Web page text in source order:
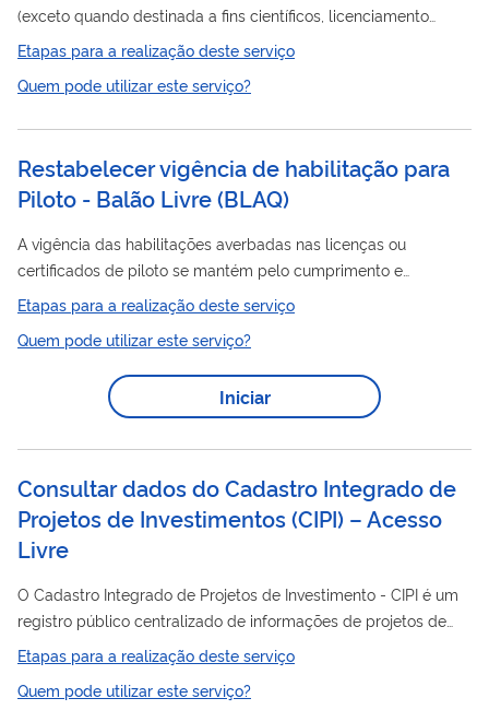
(exceto quando destinada a fins científicos, licenciamento
ambiental ou formação de plantel inicial de criadouros) e
fins de uso autorizado, controle populacional ou conservação.
Etapas para a realização deste serviço
Quem pode utilizar este serviço?
Restabelecer vigência de habilitação para
Piloto - Balão Livre(BLAQ)
A vigência das habilitações averbadas nas licenças ou
certificados de piloto se mantém pelo cumprimento e
submissão, na forma definida pela ANAC, dos requisitos de
treinamento, realização de exames de proficiência e
experiência recente constantes do RBAC 61 e da validade dos
Certificados Médicos Aeronáuticos, conforme estabelecido no
Subparte J (61.193) do RBAC 61. O...
Etapas para a realização deste serviço
Quem pode utilizar este serviço?
Iniciar
Consultar dados do Cadastro Integrado de
Projetos de Investimentos (CIPI) – Acesso
Livre
O Cadastro Integrado de Projetos de Investimento - CIPI é um
registro público centralizado de informações de projetos de
investimento em infraestrutura, custeados com recursos dos
Orçamentos Fiscal e da Seguridade Social, no âmbito dos
órgãos e entidades do Poder Executivo Federal. Esse sistema é
Etapas para a realização deste serviço
Quem pode utilizar este serviço?